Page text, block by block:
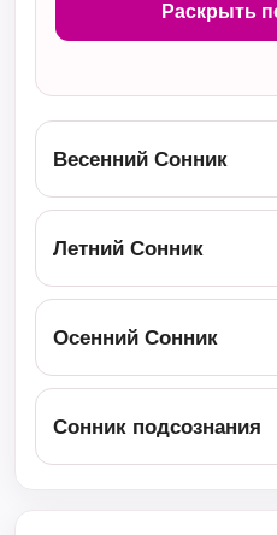
Раскрыть
Весенний Сонник
Летний Сонник
Осенний Сонник
Сонник подсознания